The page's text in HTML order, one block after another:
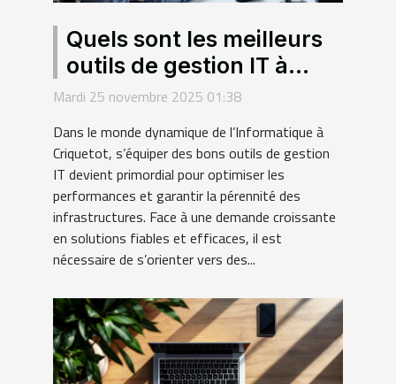
Quels sont les meilleurs
outils de gestion IT à
Criquetot ?
Mardi 25 novembre 2025 01:38
Dans le monde dynamique de l’Informatique à
Criquetot, s’équiper des bons outils de gestion
IT devient primordial pour optimiser les
performances et garantir la pérennité des
infrastructures. Face à une demande croissante
en solutions fiables et efficaces, il est
nécessaire de s’orienter vers des...